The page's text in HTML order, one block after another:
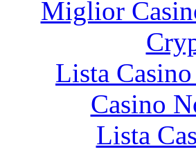
Miglior
Lista
Casino
Lista